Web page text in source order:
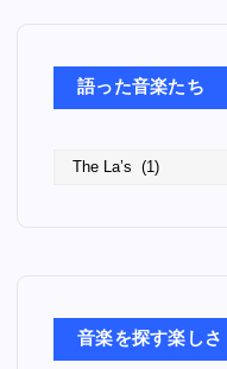
語った音楽たち
音楽を探す楽しさ